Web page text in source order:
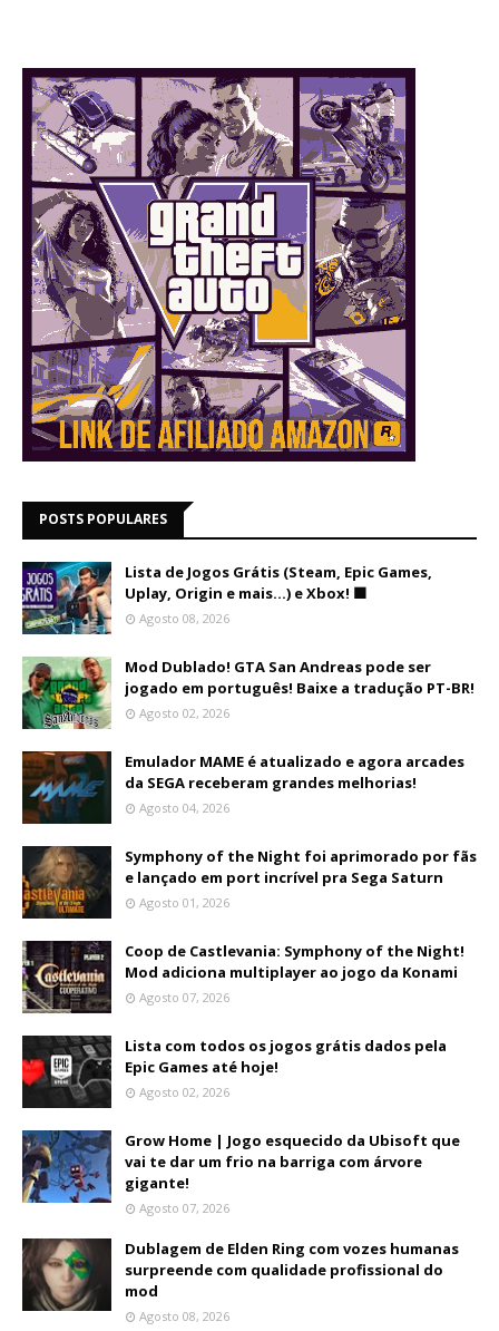
POSTS POPULARES
Lista de Jogos Grátis (Steam, Epic Games,
Uplay, Origin e mais...) e Xbox! 🟩
Agosto 08, 2026
Mod Dublado! GTA San Andreas pode ser
jogado em português! Baixe a tradução PT-BR!
Agosto 02, 2026
Emulador MAME é atualizado e agora arcades
da SEGA receberam grandes melhorias!
Agosto 04, 2026
Symphony of the Night foi aprimorado por fãs
e lançado em port incrível pra Sega Saturn
Agosto 01, 2026
Coop de Castlevania: Symphony of the Night!
Mod adiciona multiplayer ao jogo da Konami
Agosto 07, 2026
Lista com todos os jogos grátis dados pela
Epic Games até hoje!
Agosto 02, 2026
Grow Home | Jogo esquecido da Ubisoft que
vai te dar um frio na barriga com árvore
gigante!
Agosto 07, 2026
Dublagem de Elden Ring com vozes humanas
surpreende com qualidade profissional do
mod
Agosto 08, 2026